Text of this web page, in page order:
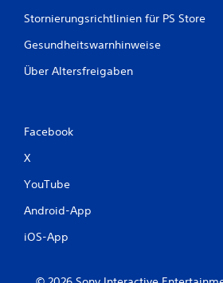
Stornierungsrichtlinien für PS Store
Gesundheitswarnhinweise
Über Altersfreigaben
Facebook
X
YouTube
Android-App
iOS-App